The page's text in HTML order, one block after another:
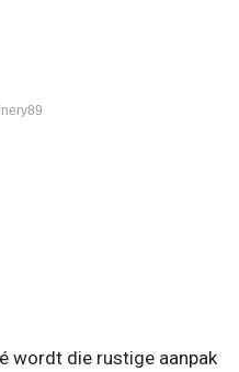
wordt die rustige aanpak